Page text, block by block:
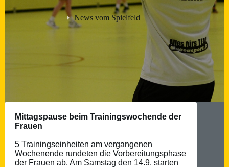
News vom Spielfeld
Mittagspause beim Trainingswochende der
Frauen
5 Trainingseinheiten am vergangenen
Wochenende rundeten die Vorbereitungsphase
der Frauen ab. Am Samstag den 14.9. starten